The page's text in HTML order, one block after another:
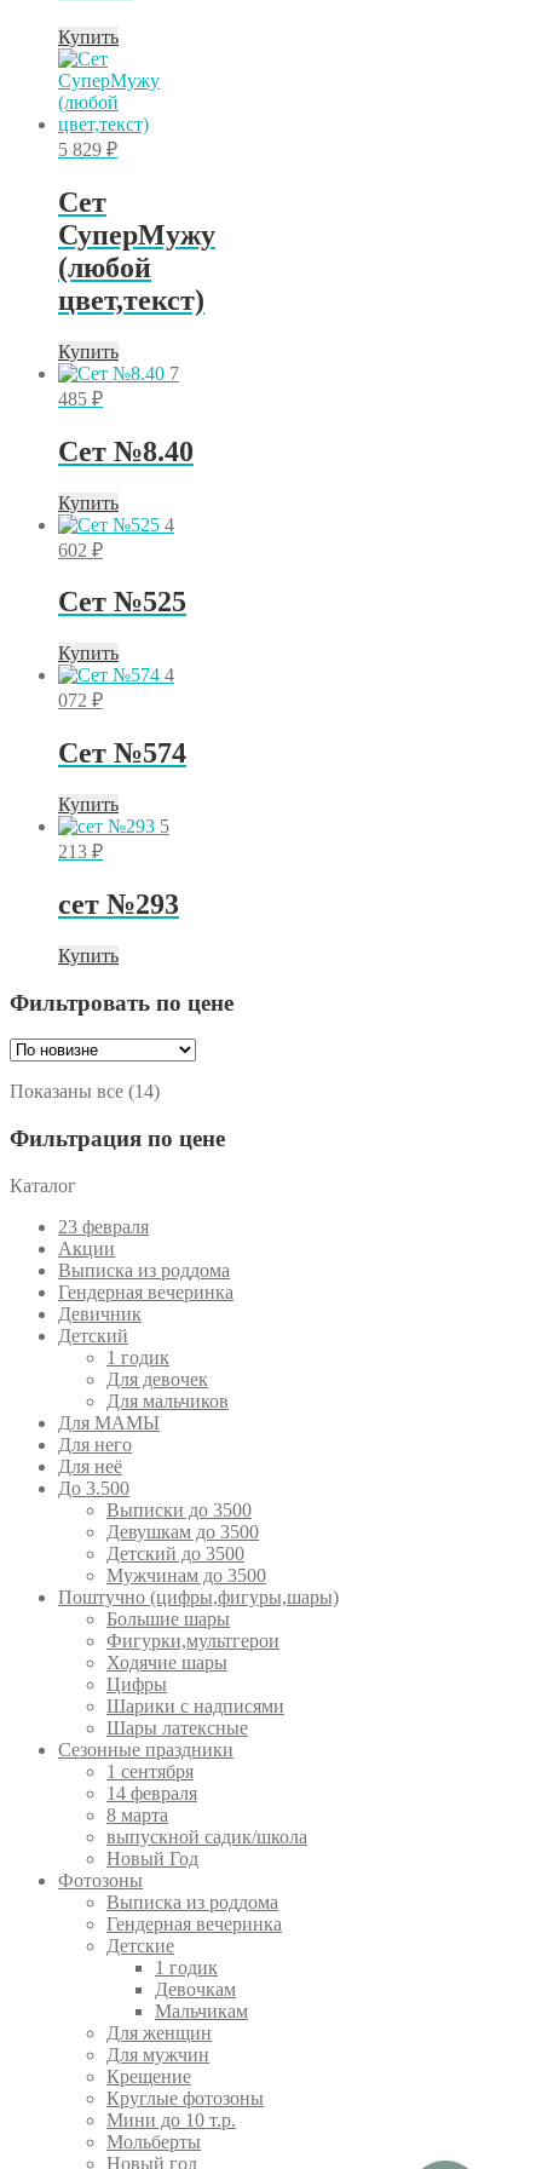
Купить
5 829 ₽
Сет
СуперМужу
(любой
цвет,текст)
Купить
7
485 ₽
Сет №8.40
Купить
4
602 ₽
Сет №525
Купить
4
072 ₽
Сет №574
Купить
5
213 ₽
сет №293
Купить
Фильтровать по цене
Показаны все (14)Сортировка:
недавние
Фильтрация по цене
Каталог
23 февраля
Акции
Выписка из роддома
Гендерная вечеринка
Девичник
Детский
1 годик
Для девочек
Для мальчиков
Для МАМЫ
Для него
Для неё
До 3.500
Выписки до 3500
Девушкам до 3500
Детский до 3500
Мужчинам до 3500
Поштучно (цифры,фигуры,шары)
Большие шары
Фигурки,мультгерои
Ходячие шары
Цифры
Шарики с надписями
Шары латексные
Сезонные праздники
1 сентября
14 февраля
8 марта
выпускной садик/школа
Новый Год
Фотозоны
Выписка из роддома
Гендерная вечеринка
Детские
1 годик
Девочкам
Мальчикам
Для женщин
Для мужчин
Крещение
Круглые фотозоны
Мини до 10 т.р.
Мольберты
Новый год